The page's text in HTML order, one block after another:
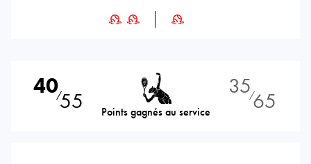
40⁄55 Points gagnés au service
35⁄65